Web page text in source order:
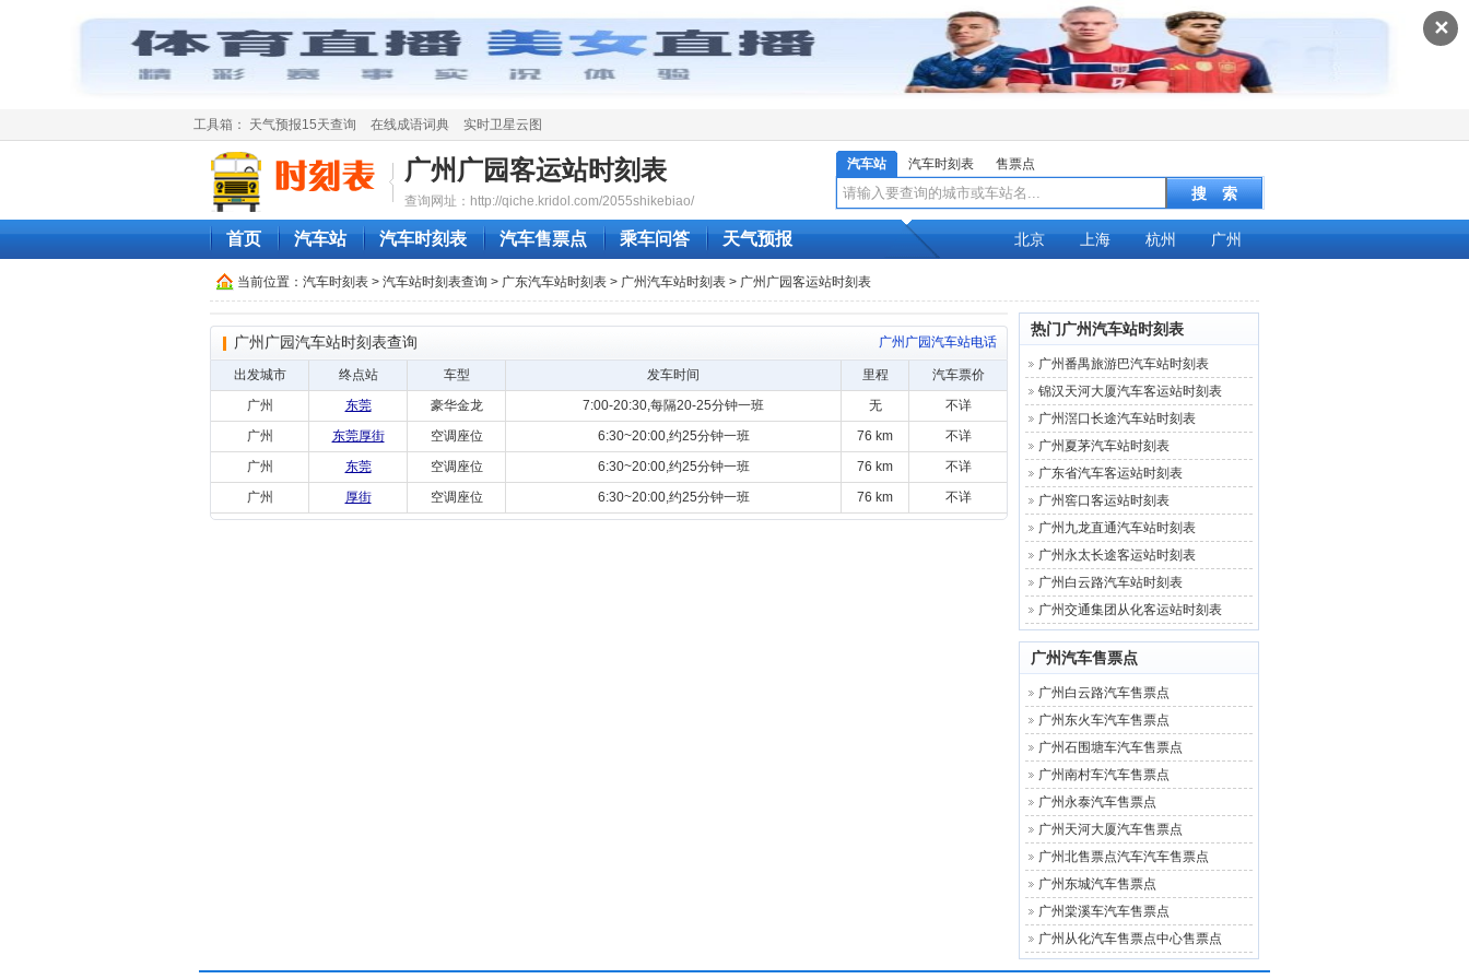
✕
工具箱： 天气预报15天查询 在线成语词典 实时卫星云图
广州广园客运站时刻表
查询网址：http://qiche.kridol.com/2055shikebiao/
汽车站 汽车时刻表 售票点
首页 汽车站 汽车时刻表 汽车售票点 乘车问答 天气预报 北京 上海 杭州 广州
当前位置： 汽车时刻表 > 汽车站时刻表查询 > 广东汽车站时刻表 > 广州汽车站时刻表 > 广州广园客运站时刻表
广州广园汽车站时刻表查询 广州广园汽车站电话
出发城市 终点站 车型 发车时间 里程
汽车票价
广州
东莞 豪华金龙 7:00-20:30,每隔20-25分钟一班 无
不详
广州
东莞厚街 空调座位 6:30~20:00,约25分钟一班 76 km
不详
广州
东莞 空调座位 6:30~20:00,约25分钟一班 76 km
不详
广州
厚街 空调座位 6:30~20:00,约25分钟一班 76 km 不详
热门广州汽车站时刻表
广州番禺旅游巴汽车站时刻表
锦汉天河大厦汽车客运站时刻表
广州滘口长途汽车站时刻表
广州夏茅汽车站时刻表
广东省汽车客运站时刻表
广州窖口客运站时刻表
广州九龙直通汽车站时刻表
广州永太长途客运站时刻表
广州白云路汽车站时刻表
广州交通集团从化客运站时刻表
广州汽车售票点
广州白云路汽车售票点
广州东火车汽车售票点
广州石围塘车汽车售票点
广州南村车汽车售票点
广州永泰汽车售票点
广州天河大厦汽车售票点
广州北售票点汽车汽车售票点
广州东城汽车售票点
广州棠溪车汽车售票点
广州从化汽车售票点中心售票点